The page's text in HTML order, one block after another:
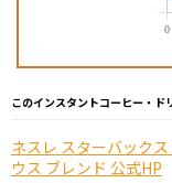
このインスタントコーヒー・ド
ネスレ スターバック
ウス ブレンド 公式HP